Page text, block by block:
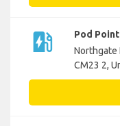
ev_station
Pod Point
Northgate
CM23 2,